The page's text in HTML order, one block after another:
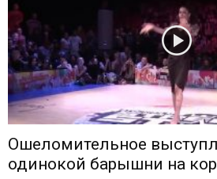
Ошеломительное
одинокой барышни на